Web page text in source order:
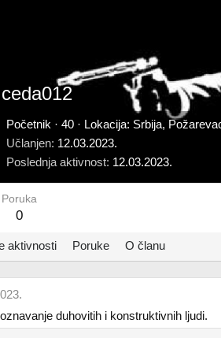
ceda012
Početnik · 40 · Lokacija: Srbija,
Učlanjen 12.03.2023.
Poslednja aktivnost 12.03.2023.
Poruka
0
aktivnosti Poruke O članu
duhovitih i konstruktivnih ljudi.